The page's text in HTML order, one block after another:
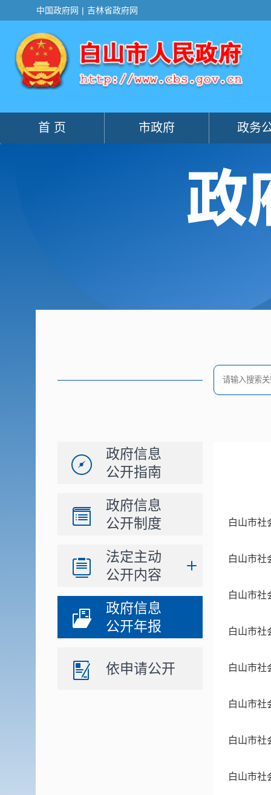
政府信息
公开指南
政府信息
公开制度
法定主动
公开内容
政府信息
公开年报
依申请公开
白山市社
白山市社
白山市社
白山市社
白山市社
白山市社
白山市社
白山市社